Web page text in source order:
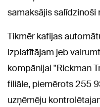
samaksājis
Tikmēr kafijas
izplatītājam jeb
kompānijai "Rickman
filiāle, piemērots 255
uzņēmēju